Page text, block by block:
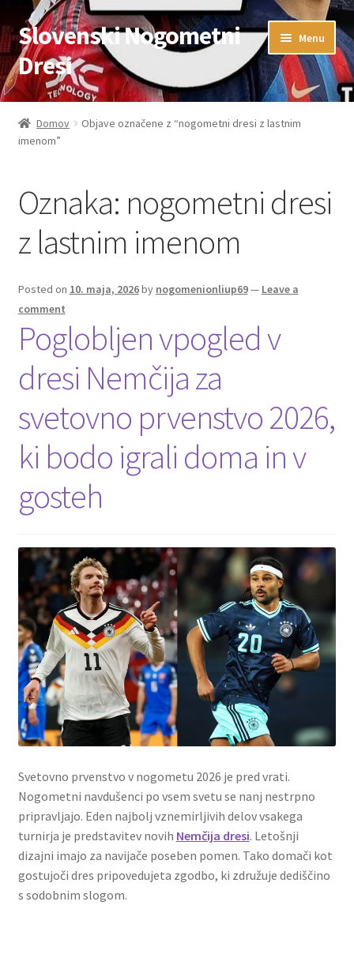
Skip
to
navigation
Skip
to
content
Slovenski Nogometni
Dresi
Menu
Domov
Blog
Kontaktiraj nas
Moj račun
Trgovina
Zaključek nakupa
Domov
Objave označene z “nogometni dresi z lastnim
imenom”
Oznaka: nogometni dresi
z lastnim imenom
Posted on 10. maja, 2026by nogomenionliup69— Leave a
comment
Poglobljen vpogled v
dresi Nemčija za
svetovno prvenstvo 2026,
ki bodo igrali doma in v
gosteh
Svetovno prvenstvo v nogometu 2026 je pred vrati.
Nogometni navdušenci po vsem svetu se nanj nestrpno
pripravljajo. Eden najbolj vznemirljivih delov vsakega
turnirja je predstavitev novih Nemčija dresi. Letošnji
dizajni imajo za navijače poseben pomen. Tako domači kot
gostujoči dres pripovedujeta zgodbo, ki združuje dediščino
s sodobnim slogom.